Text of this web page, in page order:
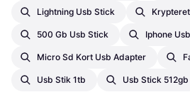
Lightning Usb Stick
500 Gb Usb Stick Iphone
Micro Sd Kort Usb Adapter
Usb Stik 1tb Usb Stick 512gb